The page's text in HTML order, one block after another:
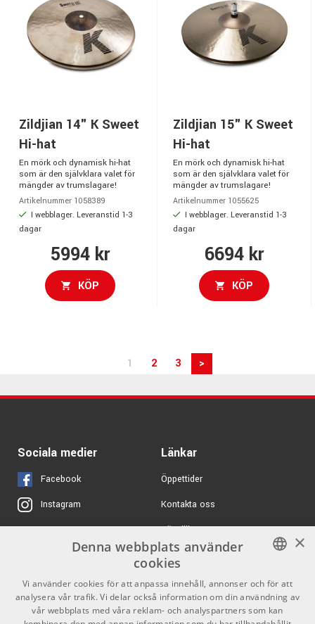
Zildjian 14" K Sweet
Hi-hat
En mörk och dynamisk hi-hat
som är den självklara valet för
mängder av trumslagare!
Artikelnummer 1058389
I webblager. Leveranstid 1-3
dagar
5994 kr
KÖP
Zildjian 15" K Sweet
Hi-hat
En mörk och dynamisk hi-hat
som är den självklara valet för
mängder av trumslagare!
Artikelnummer 1055625
I webblager. Leveranstid 1-3
dagar
6694 kr
KÖP
1 2 3 >
Sociala medier
Facebook
Instagram
X
Youtube
TikTok
Länkar
Öppettider
Kontakta oss
Köpvillkor
Butiken
Varumärken
GDPR & Cookies
SWEDISH
ENGLISH
×
Denna webbplats använder
cookies
Vi använder cookies för att anpassa innehåll, annonser och för att
analysera vår trafik. Vi delar också information om din användning av
vår webbplats med våra reklam- och analyspartners som kan